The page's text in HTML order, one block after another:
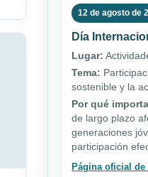
12 de agosto de
Día
Lugar:
Tema:
sostenible y la
Por qué
de largo plazo
generaciones
participación
Página oficial de